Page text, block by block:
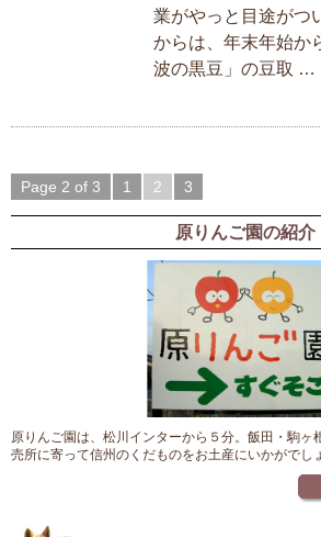
業がやっと目途がつ
からは、年末年始か
波の黒豆」の豆取 …
Page 2 of 3 1 2 3
原りんご園の紹介
原りんご園は、松川インターから５分。飯田・駒ヶ
売所に寄って信州のくだものをお土産にいかがでし